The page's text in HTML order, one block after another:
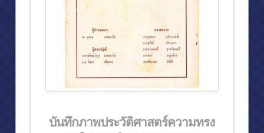
บันทึกภาพประวัติศาสตร์ความทรง